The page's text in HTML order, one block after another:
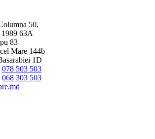
50,
63A
83
Mare 144b
1D
078 503 503
068 303 503